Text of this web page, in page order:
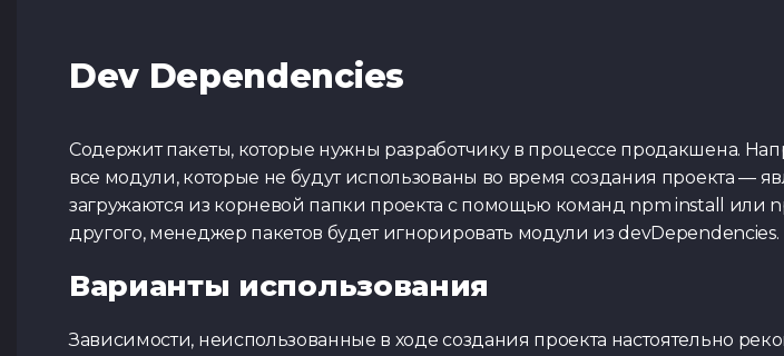
Dev Dependencies
Содержит пакеты, которые нужны разработчику в процессе продакшена.
все модули, которые не будут использованы во время создания проекта —
загружаются из корневой папки проекта с помощью команд npm install или
другого, менеджер пакетов будет игнорировать модули из devDependencies.
Варианты использования
Зависимости, неиспользованные в ходе создания проекта настоятельно